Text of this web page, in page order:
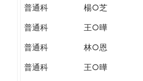
普通科
楊○芝
普通科
王○曄
普通科
林○恩
普通科
王○曄